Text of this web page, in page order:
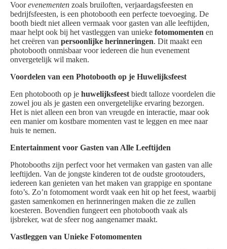
Voorevenementen zoals bruiloften, verjaardagsfeesten en
bedrijfsfeesten, is een photobooth een perfecte toevoeging. De
booth biedt niet alleen vermaak voor gasten van alle leeftijden,
maar helpt ook bij het vastleggen van unieke fotomomenten en
het creëren van persoonlijke herinneringen. Dit maakt een
photobooth onmisbaar voor iedereen die hun evenement
onvergetelijk wil maken.
Voordelen van een Photobooth op je Huwelijksfeest
Een photobooth op je huwelijksfeest biedt talloze voordelen die
zowel jou als je gasten een onvergetelijke ervaring bezorgen.
Het is niet alleen een bron van vreugde en interactie, maar ook
een manier om kostbare momenten vast te leggen en mee naar
huis te nemen.
Entertainment voor Gasten van Alle Leeftijden
Photobooths zijn perfect voor het vermaken van gasten van alle
leeftijden. Van de jongste kinderen tot de oudste grootouders,
iedereen kan genieten van het maken van grappige en spontane
foto’s. Zo’n fotomoment wordt vaak een hit op het feest, waarbij
gasten samenkomen en herinneringen maken die ze zullen
koesteren. Bovendien fungeert een photobooth vaak als
ijsbreker, wat de sfeer nog aangenamer maakt.
Vastleggen van Unieke Fotomomenten